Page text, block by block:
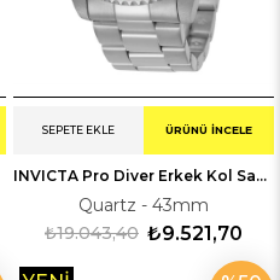
INVICTA Pro Diver Erkek Kol Saati 330020
Quartz - 43mm
₺9.521,70
₺19.043,40
SEPETE EKLE ÜRÜNÜ İNCELE